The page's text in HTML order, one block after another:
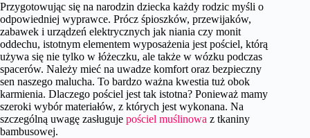
Przygotowując się na narodzin dziecka każdy rodzic myśli o
odpowiedniej wyprawce. Prócz śpioszków, przewijaków,
zabawek i urządzeń elektrycznych jak niania czy monit
oddechu, istotnym elementem wyposażenia jest pościel, którą
używa się nie tylko w łóżeczku, ale także w wózku podczas
spacerów. Należy mieć na uwadze komfort oraz bezpieczny
sen naszego malucha. To bardzo ważna kwestia tuż obok
karmienia. Dlaczego pościel jest tak istotna? Ponieważ mamy
szeroki wybór materiałów, z których jest wykonana. Na
szczególną uwagę zasługuje pościel muślinowa z tkaniny
bambusowej.